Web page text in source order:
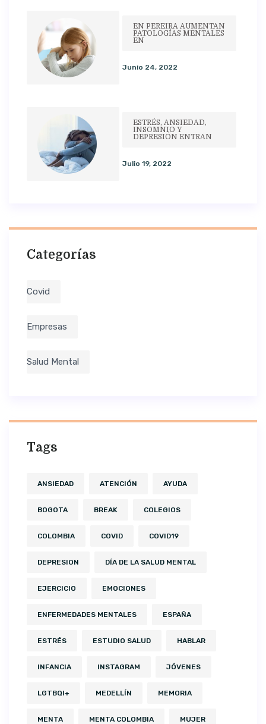
EN PEREIRA AUMENTAN
PATOLOGÍAS MENTALES
EN
Junio 24, 2022
ESTRÉS, ANSIEDAD,
INSOMNIO Y
DEPRESIÓN ENTRAN
Julio 19, 2022
Categorías
Covid
Empresas
Salud Mental
Tags
ANSIEDAD ATENCIÓN AYUDA
BOGOTA BREAK COLEGIOS
COLOMBIA COVID COVID19
DEPRESION DÍA DE LA SALUD MENTAL
EJERCICIO EMOCIONES
ENFERMEDADES MENTALES ESPAÑA
ESTRÉS ESTUDIO SALUD HABLAR
INFANCIA INSTAGRAM JÓVENES
LGTBQI+ MEDELLÍN MEMORIA
MENTA MENTA COLOMBIA MUJER